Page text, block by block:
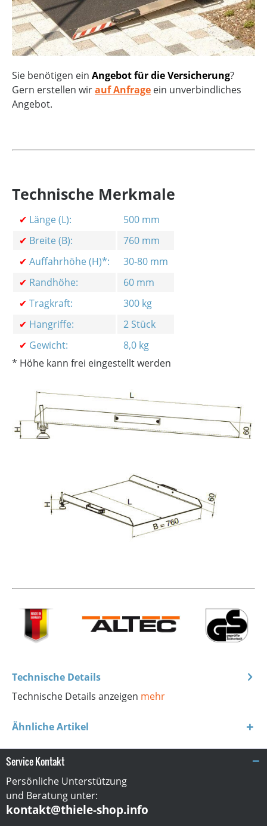
Sie benötigen ein Angebot für die Versicherung?
Gern erstellen wirauf Anfrage ein unverbindliches
Angebot.
Technische Merkmale
✔ Länge (L):
500 mm
✔ Breite (B):
760 mm
✔ Auffahrhöhe (H)*:
30-80 mm
✔ Randhöhe:
60 mm
✔ Tragkraft:
300 kg
✔ Hangriffe:
2 Stück
✔ Gewicht:
8,0 kg
* Höhe kann frei eingestellt werden
Technische Details
Technische Details anzeigen mehr
Ähnliche Artikel
Service Kontakt
Persönliche Unterstützung
und Beratung unter:
kontakt@thiele-shop.info